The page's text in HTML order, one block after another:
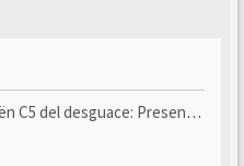
desguace: Presentación y seguimiento